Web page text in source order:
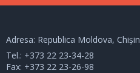
Adresa: Republica Moldova,
Tel.: +373 22 23-34-28
Fax: +373 22 23-26-98